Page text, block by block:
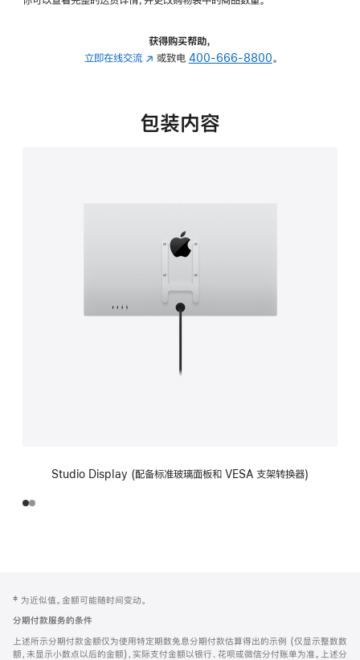
的
获得购买帮助，
立即在线交流 (在
中
或致电 400-666-8800。
包装内容
Studio Display (配备标准玻璃面板和 VESA 支架转换器)
页
页
脚
注
‡ 为近似值。金额可能随时间变动。
分期付款服务的条件
上述所示分期付款金额仅为使用特定期数免息分期付款估算得出的示例 (仅显示整数数
额，未显示小数点以后的金额)，实际支付金额以银行、花呗或微信分付账单为准。上述分